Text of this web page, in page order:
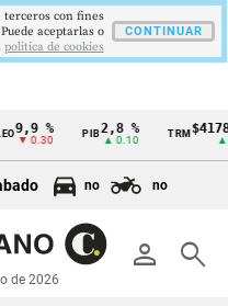
%
▼ 0.30
2,8 %
▲ 0.10
TRM
▲
no no
person search
de 2026
terceros con fines
aceptarlas o
politica de cookies
CONTINUAR